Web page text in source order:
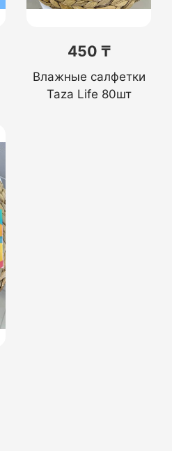
450 ₸
Влажные салфетки
Taza Life 80шт